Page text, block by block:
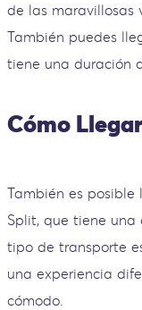
de las maravillosas
También puedes
tiene una duración
Cómo
También es
Split, que tiene una
tipo de transporte
una experiencia
cómodo.